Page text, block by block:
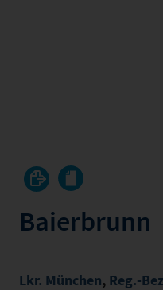
Baierbrunn
Lkr. München, Reg.-